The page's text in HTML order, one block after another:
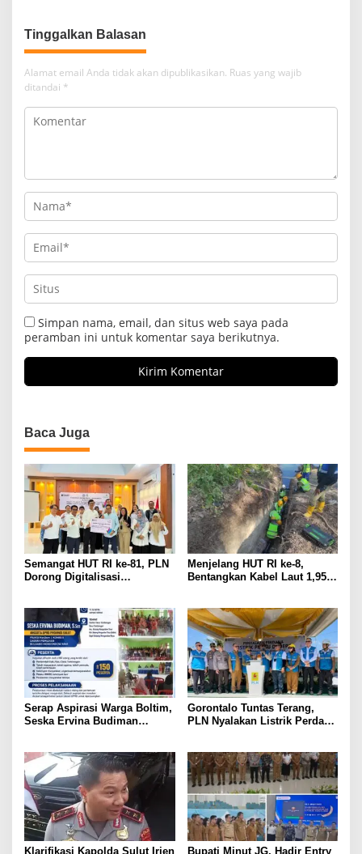
Tinggalkan Balasan
Alamat email Anda tidak akan dipublikasikan. Ruas yang wajib
ditandai *
Simpan nama, email, dan situs web saya pada
peramban ini untuk komentar saya berikutnya.
Baca Juga
Semangat HUT RI ke-81, PLN
Dorong Digitalisasi
Menjelang HUT RI ke-8,
Bentangkan Kabel Laut 1,95
Tuntaskan 100 Persen Rasio
Desa Berlistrik Provinsi
Gorontalo
Serap Aspirasi Warga Boltim,
Seska Ervina Budiman
UMKM
Gorontalo Tuntas Terang,
PLN Nyalakan Listrik Perdana
Capai 100 Persen
Klarifikasi Kapolda Sulut Irjen
Bupati Minut JG, Hadir Entry